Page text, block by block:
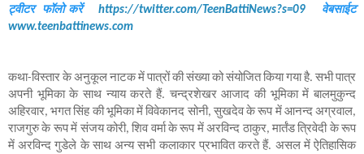
ट्वीटर  फॉलो करें https://twitter.com/TeenBattiNews?s=09
    वेबसाईट
www.teenbattinews.com
कथा-विस्तार के अनुकूल नाटक में पात्रों की संख्या को संयोजित किया गया है. सभी पात्र
अपनी भूमिका के साथ न्याय करते हैं. चन्द्रशेखर आजाद की भूमिका में बालमुकुन्द
अहिरवार, भगत सिंह की भूमिका में विवेकानद सोनी, सुखदेव के रूप में आनन्द अग्रवाल,
राजगुरु के रूप में संजय कोरी, शिव वर्मा के रूप में अरविन्द ठाकुर, मार्तंड त्रिवेदी के रूप
में अरविन्द गुडेले के साथ अन्य सभी कलाकार प्रभावित करते हैं. असल में ऐतिहासिक